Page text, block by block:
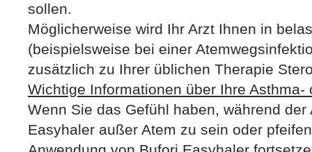
sollen.
Möglicherweise wird Ihr Arzt Ihnen in
(beispielsweise bei einer
zusätzlich zu Ihrer üblichen Therapie
Wichtige Informationen über Ihre Asthma-
Wenn Sie das Gefühl haben, während
Easyhaler außer Atem zu sein oder